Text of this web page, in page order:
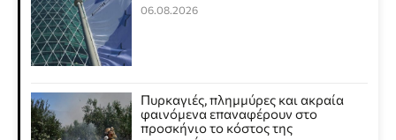
06.08.2026
Πυρκαγιές, πλημμύρες και ακραία
φαινόμενα επαναφέρουν στο
προσκήνιο το κόστος της